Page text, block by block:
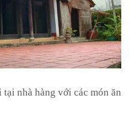
nhà hàng với các món ăn